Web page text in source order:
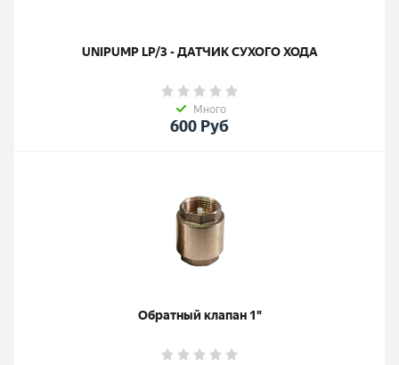
UNIPUMP LP/3 - ДАТЧИК СУХОГО ХОДА
Много
600 Руб
Обратный клапан 1"